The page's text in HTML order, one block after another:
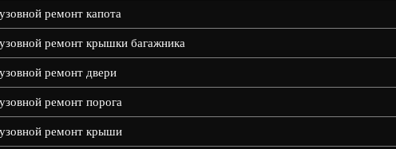
ремонт капота
ремонт крышки багажника
ремонт двери
ремонт порога
ремонт крыши